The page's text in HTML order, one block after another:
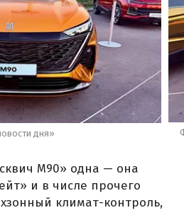
дня»
М90» одна — она
и в числе прочего
климат-контроль,